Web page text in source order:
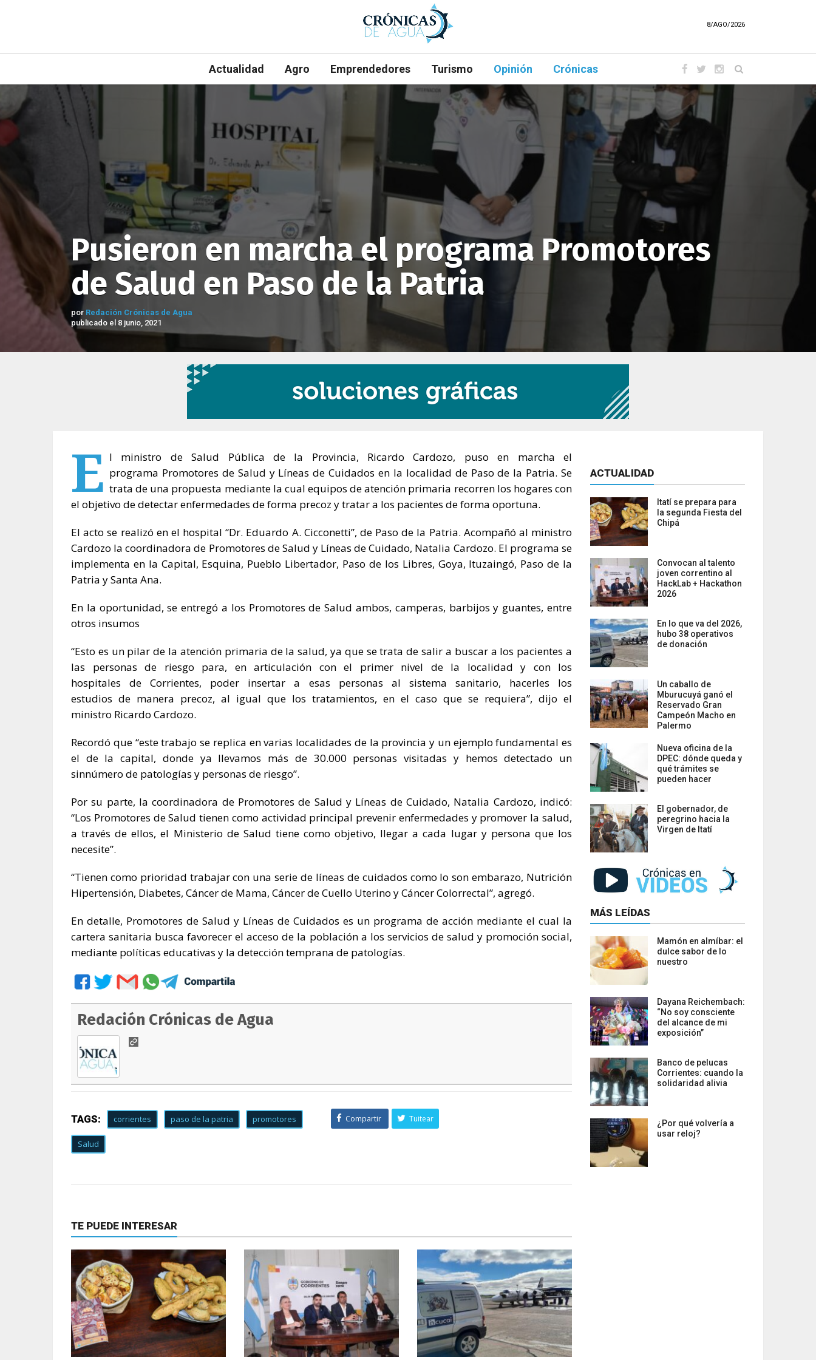
8/AGO/2026
Actualidad Agro Emprendedores Turismo Opinión Crónicas
Pusieron en marcha el programa Promotores
de Salud en Paso de la Patria
por Redación Crónicas de Agua
publicado el 8 junio, 2021
E l ministro de Salud Pública de la Provincia, Ricardo Cardozo, puso en marcha el
programa Promotores de Salud y Líneas de Cuidados en la localidad de Paso de la Patria. Se
trata de una propuesta mediante la cual equipos de atención primaria recorren los hogares con
el objetivo de detectar enfermedades de forma precoz y tratar a los pacientes de forma oportuna.
El acto se realizó en el hospital “Dr. Eduardo A. Cicconetti”, de Paso de la Patria. Acompañó al ministro
Cardozo la coordinadora de Promotores de Salud y Líneas de Cuidado, Natalia Cardozo. El programa se
implementa en la Capital, Esquina, Pueblo Libertador, Paso de los Libres, Goya, Ituzaingó, Paso de la
Patria y Santa Ana.
En la oportunidad, se entregó a los Promotores de Salud ambos, camperas, barbijos y guantes, entre
otros insumos
“Esto es un pilar de la atención primaria de la salud, ya que se trata de salir a buscar a los pacientes a
las personas de riesgo para, en articulación con el primer nivel de la localidad y con los
hospitales de Corrientes, poder insertar a esas personas al sistema sanitario, hacerles los
estudios de manera precoz, al igual que los tratamientos, en el caso que se requiera”, dijo el
ministro Ricardo Cardozo.
Recordó que “este trabajo se replica en varias localidades de la provincia y un ejemplo fundamental es
el de la capital, donde ya llevamos más de 30.000 personas visitadas y hemos detectado un
sinnúmero de patologías y personas de riesgo”.
Por su parte, la coordinadora de Promotores de Salud y Líneas de Cuidado, Natalia Cardozo, indicó:
“Los Promotores de Salud tienen como actividad principal prevenir enfermedades y promover la salud,
a través de ellos, el Ministerio de Salud tiene como objetivo, llegar a cada lugar y persona que los
necesite”.
“Tienen como prioridad trabajar con una serie de líneas de cuidados como lo son embarazo, Nutrición
Hipertensión, Diabetes, Cáncer de Mama, Cáncer de Cuello Uterino y Cáncer Colorrectal”, agregó.
En detalle, Promotores de Salud y Líneas de Cuidados es un programa de acción mediante el cual la
cartera sanitaria busca favorecer el acceso de la población a los servicios de salud y promoción social,
mediante políticas educativas y la detección temprana de patologías.
Redación Crónicas de Agua
TAGS: corrientes paso de la patria promotores
Salud
Compartir Tuitear
TE PUEDE INTERESAR
ACTUALIDAD
Itatí se prepara para
la segunda Fiesta del
Chipá
Convocan al talento
joven correntino al
HackLab + Hackathon
2026
En lo que va del 2026,
hubo 38 operativos
de donación
Un caballo de
Mburucuyá ganó el
Reservado Gran
Campeón Macho en
Palermo
Nueva oficina de la
DPEC: dónde queda y
qué trámites se
pueden hacer
El gobernador, de
peregrino hacia la
Virgen de Itatí
MÁS LEÍDAS
Mamón en almíbar: el
dulce sabor de lo
nuestro
Dayana Reichembach:
“No soy consciente
del alcance de mi
exposición”
Banco de pelucas
Corrientes: cuando la
solidaridad alivia
¿Por qué volvería a
usar reloj?